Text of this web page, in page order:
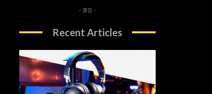
- 廣告 -
Recent Articles